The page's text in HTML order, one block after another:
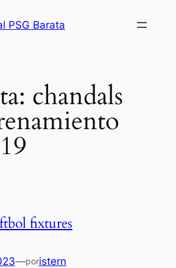
PSG Barata
chandals
fixtures
—poristern